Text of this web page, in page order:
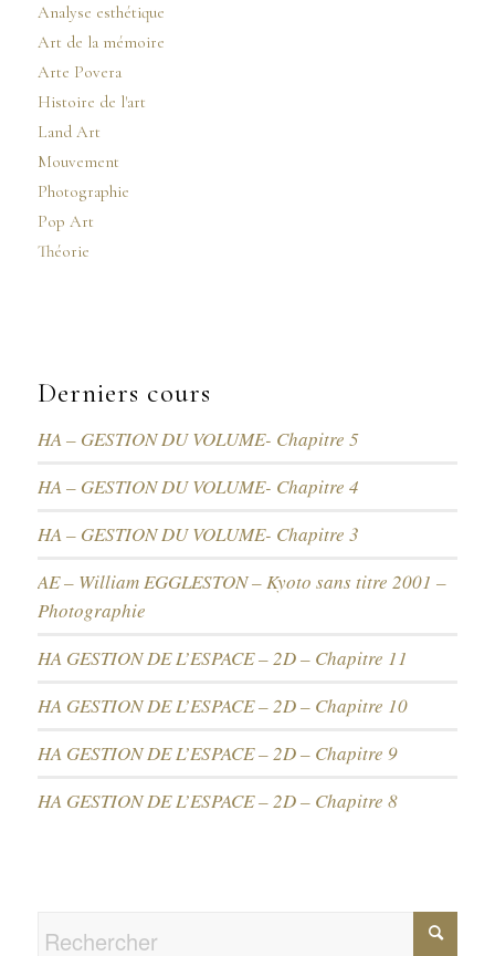
Analyse esthétique
Art de la mémoire
Arte Povera
Histoire de l'art
Land Art
Mouvement
Photographie
Pop Art
Théorie
Derniers cours
HA – GESTION DU VOLUME- Chapitre 5
HA – GESTION DU VOLUME- Chapitre 4
HA – GESTION DU VOLUME- Chapitre 3
AE – William EGGLESTON – Kyoto sans titre 2001 –
Photographie
HA GESTION DE L’ESPACE – 2D – Chapitre 11
HA GESTION DE L’ESPACE – 2D – Chapitre 10
HA GESTION DE L’ESPACE – 2D – Chapitre 9
HA GESTION DE L’ESPACE – 2D – Chapitre 8